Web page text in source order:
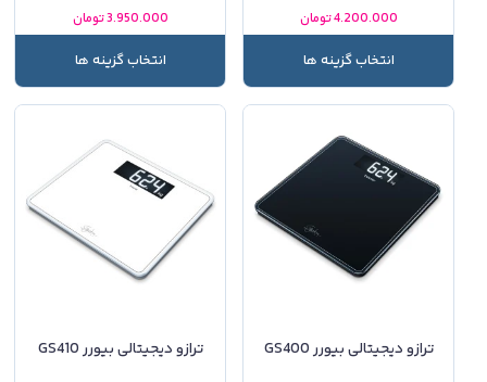
4.200.000تومان
انتخاب گزینه ها
3.950.000تومان
انتخاب گزینه ها
ترازو دیجیتالی بیورر GS400 ترازو دیجیتالی بیورر GS410